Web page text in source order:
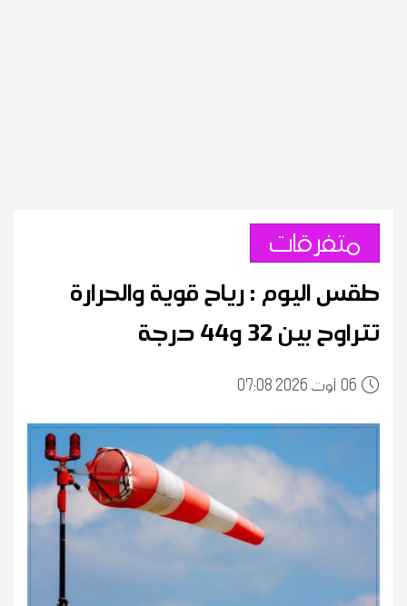
متفرقات
طقس اليوم : رياح قوية والحرارة
تتراوح بين 32 و44 درجة
0607:08 2026 أوت